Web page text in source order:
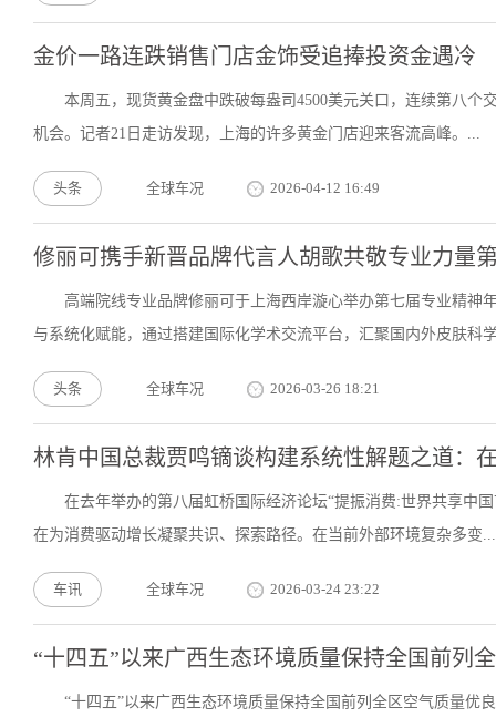
金价一路连跌销售门店金饰受追捧投资金遇冷
本周五，现货黄金盘中跌破每盎司4500美元关口，连续第八
机会。记者21日走访发现，上海的许多黄金门店迎来客流高峰。...
头条 全球车况 2026-04-12 16:49
修丽可携手新晋品牌代言人胡歌共敬专业力量
高端院线专业品牌修丽可于上海西岸漩心举办第七届专业精神
与系统化赋能，通过搭建国际化学术交流平台，汇聚国内外皮肤科
头条 全球车况 2026-03-26 18:21
林肯中国总裁贾鸣镝谈构建系统性解题之道：
在去年举办的第八届虹桥国际经济论坛“提振消费:世界共享中
在为消费驱动增长凝聚共识、探索路径。在当前外部环境复杂多变...
车讯 全球车况 2026-03-24 23:22
“十四五”以来广西生态环境质量保持全国前列
“十四五”以来广西生态环境质量保持全国前列全区空气质量优